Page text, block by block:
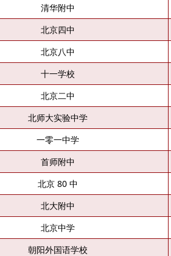
清华附中
北京四中
北京八中
十一学校
北京二中
北师大实验中学
一零一中学
首师附中
北京 80 中
北大附中
北京中学
朝阳外国语学校